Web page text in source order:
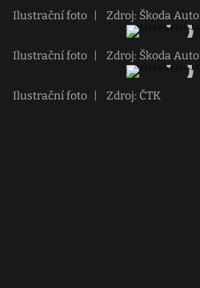
Ilustrační foto Zdroj: Škoda Auto
Ilustrační foto Zdroj: Škoda Auto
Ilustrační foto Zdroj: ČTK